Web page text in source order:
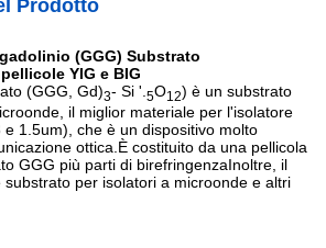
Prodotto
(GGG) Substrato
YIG e BIG
(GGG, Gd)3- Si '. 5O12) è un substrato
il miglior materiale per l'isolatore
1.5um), che è un dispositivo molto
ottica.È costituito da una pellicola
GGG più parti di birefringenzaInoltre, il
per isolatori a microonde e altri